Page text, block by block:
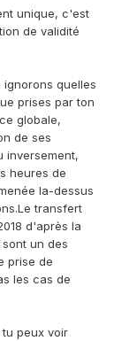
unique, c'est
de validité
quelles
prises par ton
globale,
de ses
inversement,
heures de
la-dessus
transfert
d'après la
un des
prise de
les cas de
tu peux voir